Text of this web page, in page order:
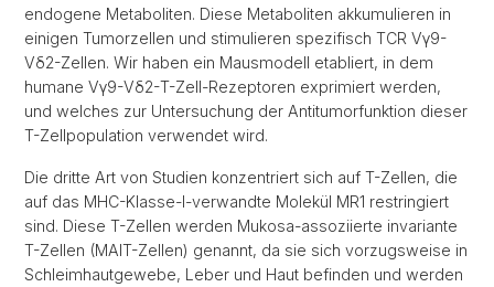
endogene Metaboliten. Diese Metaboliten akkumulieren in
einigen Tumorzellen und stimulieren spezifisch TCR Vγ9-
Vδ2-Zellen. Wir haben ein Mausmodell etabliert, in dem
humane Vγ9-Vδ2-T-Zell-Rezeptoren exprimiert werden,
und welches zur Untersuchung der Antitumorfunktion dieser
T-Zellpopulation verwendet wird.
Die dritte Art von Studien konzentriert sich auf T-Zellen, die
auf das MHC-Klasse-I-verwandte Molekül MR1 restringiert
sind. Diese T-Zellen werden Mukosa-assoziierte invariante
T-Zellen (MAIT-Zellen) genannt, da sie sich vorzugsweise in
Schleimhautgewebe, Leber und Haut befinden und werden